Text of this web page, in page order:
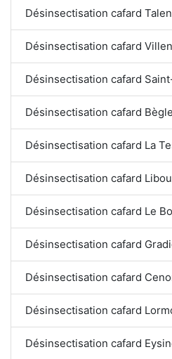
Désinsectisation cafard
Désinsectisation cafard
Désinsectisation cafard
Désinsectisation cafard
Désinsectisation cafard La
Désinsectisation cafard
Désinsectisation cafard Le
Désinsectisation cafard
Désinsectisation cafard
Désinsectisation cafard
Désinsectisation cafard